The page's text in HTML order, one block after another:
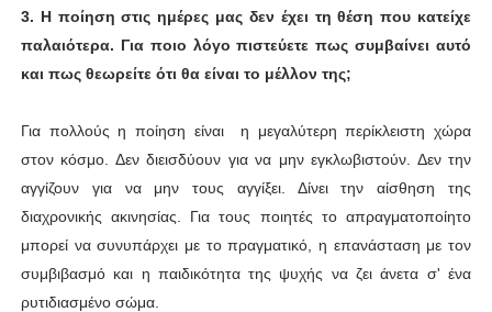
3. Η ποίηση στις ημέρες μας δεν έχει τη θέση που κατείχε
παλαιότερα. Για ποιο λόγο πιστεύετε πως συμβαίνει αυτό
και πως θεωρείτε ότι θα είναι το μέλλον της;
Για πολλούς η ποίηση είναι η μεγαλύτερη περίκλειστη χώρα
στον κόσμο. Δεν διεισδύουν για να μην εγκλωβιστούν. Δεν την
αγγίζουν για να μην τους αγγίξει. Δίνει την αίσθηση της
διαχρονικής ακινησίας. Για τους ποιητές το απραγματοποίητο
μπορεί να συνυπάρχει με το πραγματικό, η επανάσταση με τον
συμβιβασμό και η παιδικότητα της ψυχής να ζει άνετα σ' ένα
ρυτιδιασμένο σώμα.